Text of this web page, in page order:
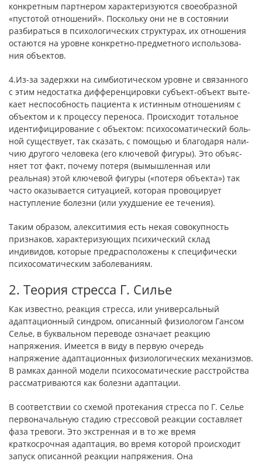
конкретным партнером характеризуются своеобразной
«пустотой отношений». Поскольку они не в состоянии
разбираться в психологических структурах, их отношения
остаются на уровне конкретно-предметного использова­
ния объектов.
4.Из-за задержки на симбиотическом уровне и связанного
с этим недо­статка дифференцировки субъект-объект выте­
кает неспособность пациента к истинным отношениям с
объектом и к процессу переноса. Происходит тотальное
идентифицирование с объектом: психосоматический боль­
ной существует, так сказать, с помощью и благодаря нали­
чию другого человека (его ключевой фигуры). Это объяс­
няет тот факт, почему потеря (вымышленная или
реальная) этой ключевой фигуры («потеря объекта») так
часто оказы­вается ситуацией, которая провоцирует
наступление болез­ни (или ухудшение ее течения).
Таким образом, алекситимия есть некая совокупность
призна­ков, характеризующих психический склад
индивидов, которые предрасположены к специфически
психосоматическим заболева­ниям.
2. Теория стресса Г. Силье
Как известно, реакция стресса, или универсальный
адаптаци­онный синдром, описанный физиологом Гансом
Селье, в бук­вальном переводе означает реакцию
напряжения. Имеется в виду в первую очередь
напряжение адаптационных физиологических механизмов.
В рамках данной модели психосоматические рас­стройства
рассматриваются как болезни адаптации.
В соответствии со схемой протекания стресса по Г. Селье
пер­воначальную стадию стрессовой реакции составляет
фаза трево­ги. Это экстренная и в то же время
краткосрочная адаптация, во время которой происходит
запуск описанной реакции напряже­ния. Она